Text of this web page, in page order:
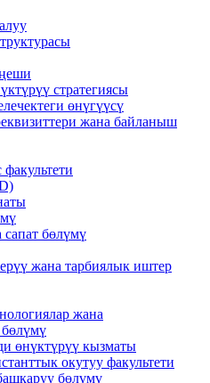
стратегиясы
өнүгүүсү
жана байланыш
бөлүмү
жана тарбиялык иштер
жана
өнүктүрүү кызматы
окутуу факультети
бөлүмү